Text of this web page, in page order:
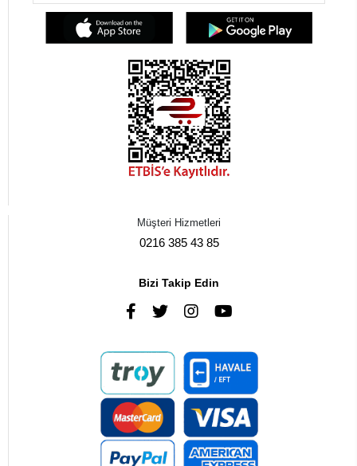
Müşteri Hizmetleri
0216 385 43 85
Bizi Takip Edin